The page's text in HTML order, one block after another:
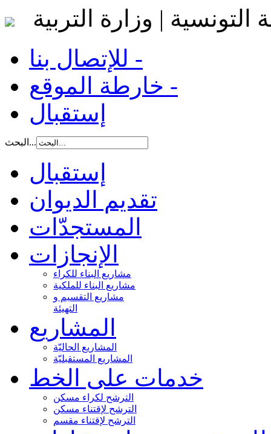
التونسية | وزارة التربية
للإتصال بنا -
خارطة الموقع -
إستقبال
البحث...
إستقبال
تقديم الديوان
المستجدّات
الإنجازات
مشاريع البناء للكراء
مشاريع البناء للملكية
مشاريع التقسيم و
التهيئة
المشاريع
المشاريع الحاليّة
المشاريع المستقبليّة
خدمات على الخط
الترشح لكراء مسكن
الترشح لإقتناء مسكن
الترشح لإقتناء مقسم